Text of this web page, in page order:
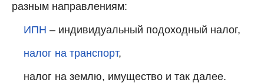
разным направлениям:
ИПН – индивидуальный подоходный налог,
налог на транспорт,
налог на землю, имущество и так далее.